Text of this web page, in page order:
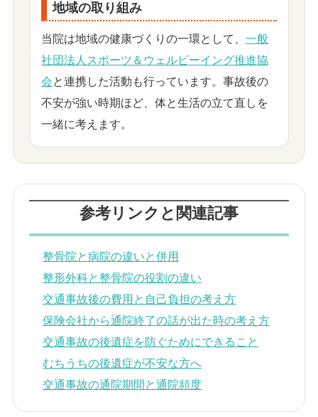
地域の取り組み
当院は地域の健康づくりの一環として、 一般
社団法人スポーツ＆ウェルビーイング推進協
会と連携した活動も行っています。事故後の
不安が強い時期ほど、体と生活の立て直しを
一緒に考えます。
参考リンクと関連記事
整骨院と病院の違いと併用
整形外科と整骨院の役割の違い
交通事故後の費用と自己負担の考え方
保険会社から通院終了の話が出た時の考え方
交通事故の後遺症を防ぐためにできること
むちうちの後遺症が不安な方へ
交通事故の通院期間と通院頻度